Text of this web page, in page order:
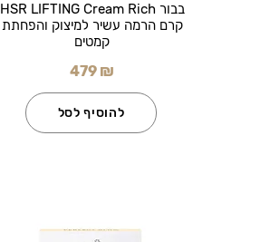
בבור HSR LIFTING Cream Rich
קרם הרמה עשיר למיצוק והפחתת
קמטים
479 ₪
להוסיף לסל